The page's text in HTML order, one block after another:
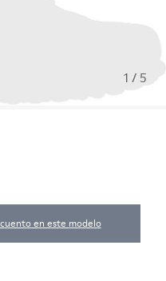
1 / 5
en este modelo